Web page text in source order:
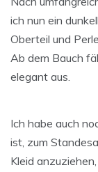
ich nun ein
Oberteil und
Ab dem Bauch
elegant aus.
Ich habe auch
ist, zum
Kleid